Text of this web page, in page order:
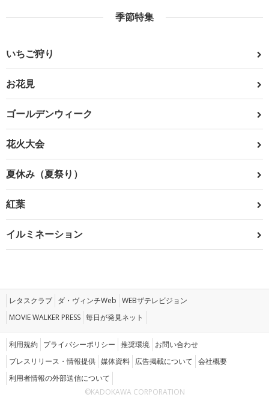
季節特集
いちご狩り
お花見
ゴールデンウィーク
花火大会
夏休み（夏祭り）
紅葉
イルミネーション
レタスクラブ ダ・ヴィンチWeb WEBザテレビジョン
MOVIE WALKER PRESS 毎日が発見ネット
利用規約 プライバシーポリシー 推奨環境 お問い合わせ
プレスリリース・情報提供 媒体資料 広告掲載について 会社概要
利用者情報の外部送信について
©KADOKAWA CORPORATION